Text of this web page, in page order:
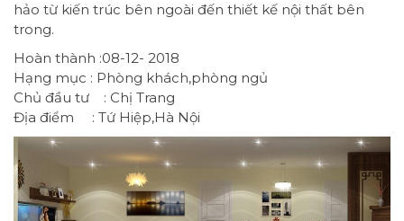
hảo từ kiến trúc bên ngoài đến thiết kế nội thất bên
trong.
Hoàn thành :08-12- 2018
Hạng mục : Phòng khách,phòng ngủ
Chủ đầu tư : Chị Trang
Địa điểm : Tứ Hiệp,Hà Nội